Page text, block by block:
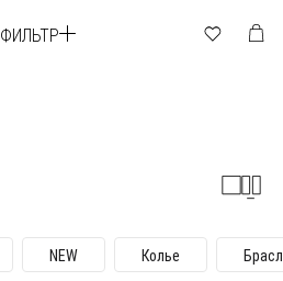
ФИЛЬТР
NEW Колье